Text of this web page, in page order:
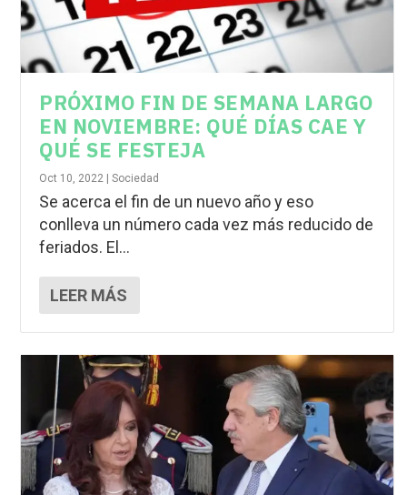
PRÓXIMO FIN DE SEMANA LARGO
EN NOVIEMBRE: QUÉ DÍAS CAE Y
QUÉ SE FESTEJA
Oct 10, 2022 |Sociedad
Se acerca el fin de un nuevo año y eso
conlleva un número cada vez más reducido de
feriados. El...
LEER MÁS